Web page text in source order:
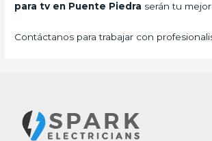
para tv en Puente Piedra serán tu
Contáctanos para trabajar con